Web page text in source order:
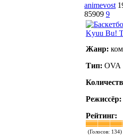
animevost
85909 9
Жанр:
Тип: OVA
Режиссёр:
Рейтинг:
(Голосов: 134)